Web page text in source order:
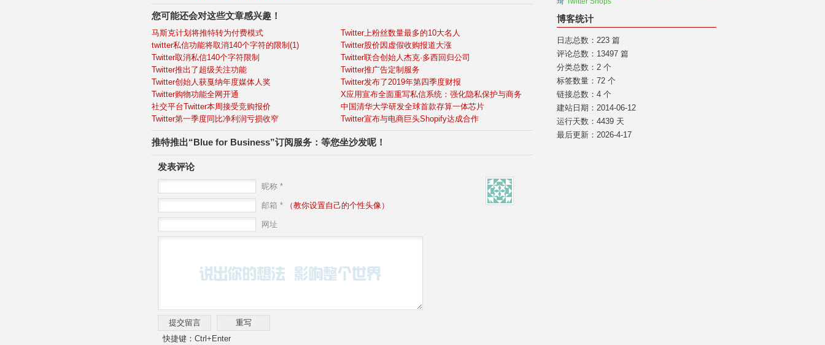
您可能还会对这些文章感兴趣！
马斯克计划将推特转为付费模式
Twitter上粉丝数量最多的10大名人
twitter私信功能将取消140个字符的限制(1)
Twitter股价因虚假收购报道大涨
Twitter取消私信140个字符限制
Twitter联合创始人杰克·多西回归公司
Twitter推出了超级关注功能
Twitter推广告定制服务
Twitter创始人获戛纳年度媒体人奖
Twitter发布了2019年第四季度财报
Twitter购物功能全网开通
X应用宣布全面重写私信系统：强化隐私保护与商务
社交平台Twitter本周接受竞购报价
中国清华大学研发全球首款存算一体芯片
Twitter第一季度同比净利润亏损收窄
Twitter宣布与电商巨头Shopify达成合作
推特推出“Blue for Business”订阅服务：等您坐沙发呢！
发表评论
昵称 *
邮箱 * （教你设置自己的个性头像）
网址
快捷键：Ctrl+Enter
博客统计
日志总数：223 篇
评论总数：13497 篇
分类总数：2 个
标签数量：72 个
链接总数：4 个
建站日期：2014-06-12
运行天数：4439 天
最后更新：2026-4-17